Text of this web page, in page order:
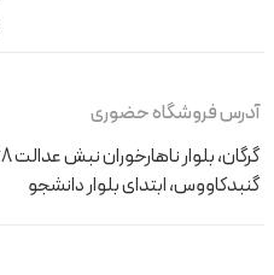
آدرس فروشگاه حضوری
گرگان، بلوار ناهارخوران نبش عدالت 68
گنبدکاووس، ابتدای بلوار دانشجو